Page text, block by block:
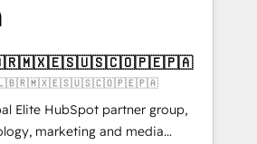
5,000+ pages ✨ CS: Clients
& +751% new visitors for a
project ✨ CS: 415% conversion
Recognized leaders:
Migration Impact Award 🏆
🇨🇱🇧🇷🇲🇽🇪🇸🇺🇸🇨🇴🇵🇪🇵🇦
Elite HubSpot partner group,
marketing and media